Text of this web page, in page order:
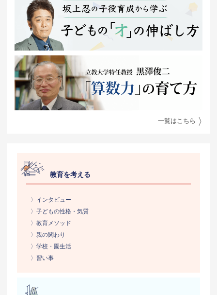
一覧はこちら
教育を考える
〉インタビュー
〉子どもの性格・気質
〉教育メソッド
〉親の関わり
〉学校・園生活
〉習い事